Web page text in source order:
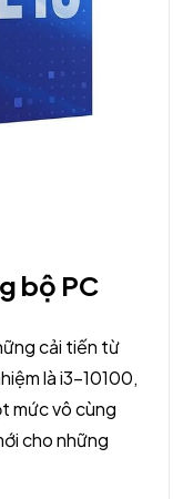
bộ PC
cải tiến từ
là i3-10100,
mức vô cùng
cho những